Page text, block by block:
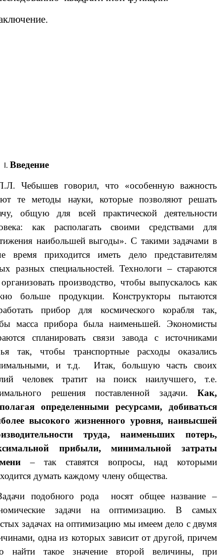
Введение
Чебышев говорил, что «особенную важность
те методы науки, которые позволяют решать
общую для всей практической деятельности
как располагать своими средствами для
наибольшей выгоды». С такими задачами в
время приходится иметь дело представителям
разных специальностей. Технологи – стараются
производство, чтобы выпускалось как
больше продукции. Конструкторы пытаются
прибор для космического корабля так,
масса прибора была наименьшей. Экономисты
спланировать связи завода с источниками
так, чтобы транспортные расходы оказались
и т.д. Итак, большую часть своих
человек тратит на поиск наилучшего, т.е.
решения поставленной задачи. Как,
определенными ресурсами, добиваться
высокого жизненного уровня, наивысшей
труда, наименьших потерь,
прибыли, минимальной затраты
– так ставятся вопросы, над которыми
думать каждому члену общества.
подобного рода носят общее название –
задачи на оптимизацию. В самых
задачах на оптимизацию мы имеем дело с двумя
одна из которых зависит от другой, причем
найти такое значение второй величины, при